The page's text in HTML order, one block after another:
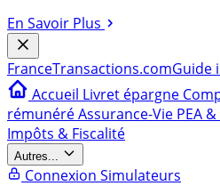
En Savoir Plus
FranceTransactions.comGuide
Accueil Livret épargne
rémunéréAssurance-Vie PEA
Impôts & Fiscalité
Autres...
Connexion Simulateurs